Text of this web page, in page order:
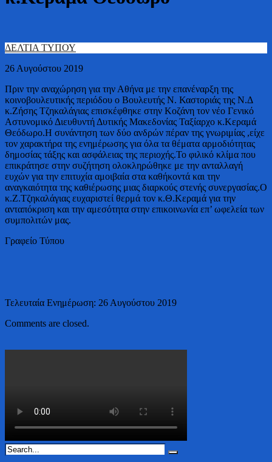
ΔΕΛΤΙΑ ΤΥΠΟΥ
26 Αυγούστου 2019
Πριν την αναχώρηση για την Αθήνα με την επανέναρξη της
κοινοβουλευτικής περιόδου ο Βουλευτής Ν. Καστοριάς της Ν.Δ
κ.Ζήσης Τζηκαλάγιας επισκέφθηκε στην Κοζάνη τον νέο Γενικό
Αστυνομικό Διευθυντή Δυτικής Μακεδονίας Ταξίαρχο κ.Κεραμά
Θεόδωρο.Η συνάντηση των δύο ανδρών πέραν της γνωριμίας ,είχε
τον χαρακτήρα της ενημέρωσης για όλα τα θέματα αρμοδιότητας
δημοσίας τάξης και ασφάλειας της περιοχής.Το φιλικό κλίμα που
επικράτησε στην συζήτηση ολοκληρώθηκε με την ανταλλαγή
ευχών για την επιτυχία αμοιβαία στα καθήκοντά και την
αναγκαιότητα της καθιέρωσης μιας διαρκούς στενής συνεργασίας.Ο
κ.Ζ.Τζηκαλάγιας ευχαριστεί θερμά τον κ.Θ.Κεραμά για την
ανταπόκριση και την αμεσότητα στην επικοινωνία επ’ ωφελεία των
συμπολιτών μας.
Γραφείο Τύπου
Τελευταία Ενημέρωση: 26 Αυγούστου 2019
Comments are closed.